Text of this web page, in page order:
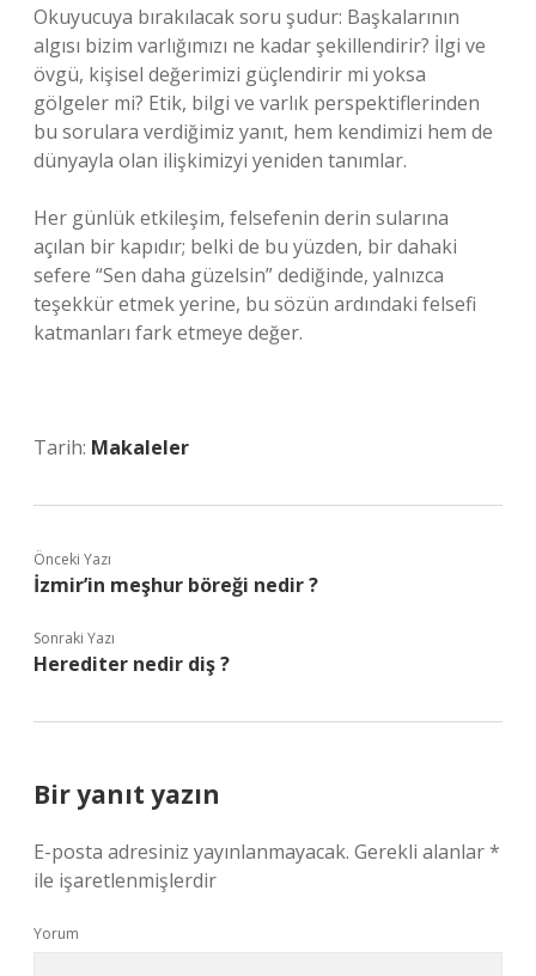
Okuyucuya bırakılacak soru şudur: Başkalarının
algısı bizim varlığımızı ne kadar şekillendirir? İlgi ve
övgü, kişisel değerimizi güçlendirir mi yoksa
gölgeler mi? Etik, bilgi ve varlık perspektiflerinden
bu sorulara verdiğimiz yanıt, hem kendimizi hem de
dünyayla olan ilişkimizyi yeniden tanımlar.
Her günlük etkileşim, felsefenin derin sularına
açılan bir kapıdır; belki de bu yüzden, bir dahaki
sefere “Sen daha güzelsin” dediğinde, yalnızca
teşekkür etmek yerine, bu sözün ardındaki felsefi
katmanları fark etmeye değer.
Tarih: Makaleler
Önceki Yazı
İzmir’in meşhur böreği nedir ?
Sonraki Yazı
Herediter nedir diş ?
Bir yanıt yazın
E-posta adresiniz yayınlanmayacak. Gerekli alanlar*
ile işaretlenmişlerdir
Yorum